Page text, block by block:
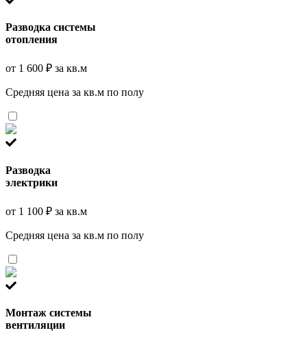
Разводка системы
отопления
от 1 600 ₽ за кв.м
Средняя цена за кв.м по полу
Разводка
электрики
от 1 100 ₽ за кв.м
Средняя цена за кв.м по полу
Монтаж системы
вентиляции